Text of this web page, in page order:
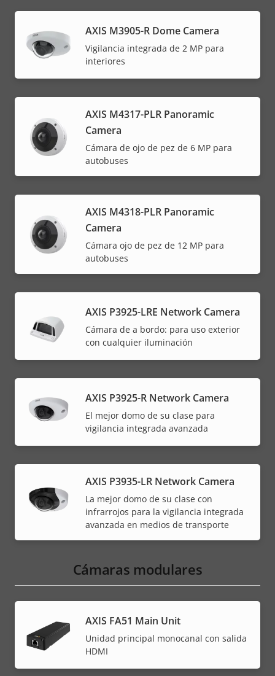
AXIS M3905-R Dome Camera
Vigilancia integrada de 2 MP para
interiores
AXIS M4317-PLR Panoramic
Camera
Cámara de ojo de pez de 6 MP para
autobuses
AXIS M4318-PLR Panoramic
Camera
Cámara ojo de pez de 12 MP para
autobuses
AXIS P3925-LRE Network Camera
Cámara de a bordo: para uso exterior
con cualquier iluminación
AXIS P3925-R Network Camera
El mejor domo de su clase para
vigilancia integrada avanzada
AXIS P3935-LR Network Camera
La mejor domo de su clase con
infrarrojos para la vigilancia integrada
avanzada en medios de transporte
Cámaras modulares
AXIS FA51 Main Unit
Unidad principal monocanal con salida
HDMI